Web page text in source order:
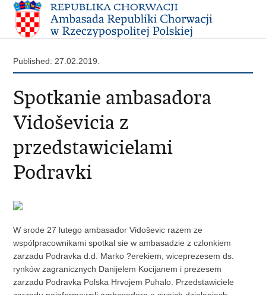
Published: 27.02.2019.
Spotkanie ambasadora
Vidoševicia z
przedstawicielami
Podravki
W srode 27 lutego ambasador Vidoševic razem ze
wspólpracownikami spotkal sie w ambasadzie z czlonkiem
zarzadu Podravka d.d. Marko ?erekiem, wiceprezesem ds.
rynków zagranicznych Danijelem Kocijanem i prezesem
zarzadu Podravka Polska Hrvojem Puhalo. Przedstawiciele